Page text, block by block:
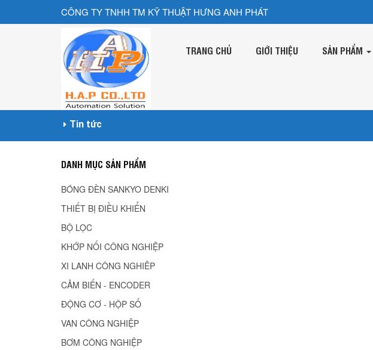
CÔNG TY TNHH TM KỸ THUẬT HƯNG ANH PHÁT
TRANG CHỦ GIỚI THIỆU SẢN PHẨM
Tin tức
DANH MỤC SẢN PHẨM
BÓNG ĐÈN SANKYO DENKI
THIẾT BỊ ĐIỀU KHIỂN
BỘ LỌC
KHỚP NỐI CÔNG NGHIỆP
XI LANH CÔNG NGHIÊP
CẢM BIẾN - ENCODER
ĐỘNG CƠ - HỘP SỐ
VAN CÔNG NGHIỆP
BƠM CÔNG NGHIỆP